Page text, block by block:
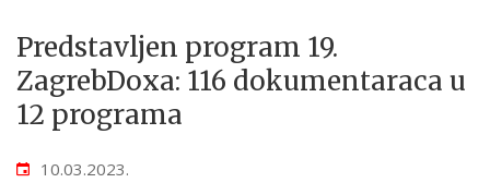
Predstavljen program 19.
ZagrebDoxa: 116 dokumentaraca u
12 programa
10.03.2023.